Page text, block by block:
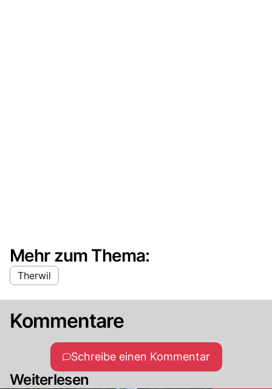
Mehr zum Thema:
Therwil
Kommentare
Schreibe einen Kommentar
Weiterlesen